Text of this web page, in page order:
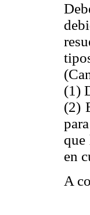
(1)
(2)
que
en
A